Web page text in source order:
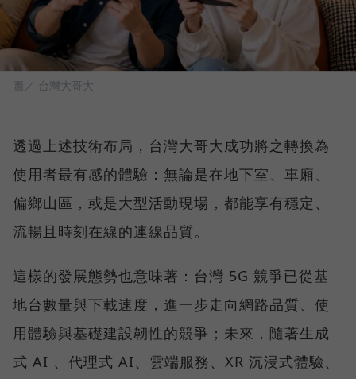
圖／ 台灣大哥大
透過上述技術布局，台灣大哥大成功將之轉換為
使用者最有感的體驗：無論是在地下室、車廂、
偏鄉山區，或是大型活動現場，都能享有穩定、
流暢且時刻在線的連線品質。
這樣的發展態勢也意味著：台灣 5G 競爭已從基
地台數量與下載速度，進一步走向網路品質、使
用體驗與基礎建設韌性的競爭；未來，隨著生成
式 AI 、代理式 AI、雲端服務、XR 沉浸式體驗、